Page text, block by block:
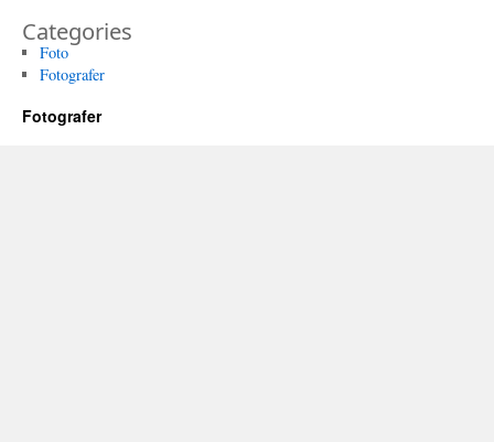
Categories
Foto
Fotografer
Fotografer